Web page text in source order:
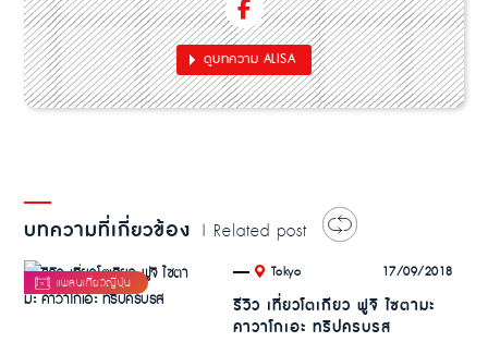
ดูบทความ ALISA
บทความที่เกี่ยวข้อง | Related post
. Tokyo 17/09/2018
รีวิว เที่ยวโตเกียว ฟูจิ ไซตามะ
คาวาโกเอะ ทริปครบรส